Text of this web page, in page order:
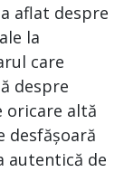
aflat despre
la
care
despre
oricare altă
desfășoară
autentică de